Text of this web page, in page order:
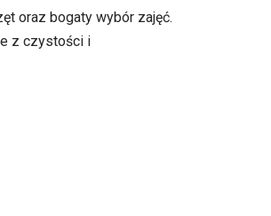
oraz bogaty wybór zajęć.
z czystości i